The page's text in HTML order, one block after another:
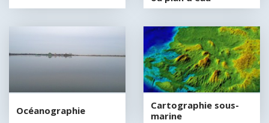
Océanographie
Cartographie sous-
marine